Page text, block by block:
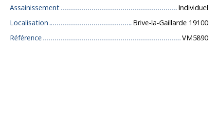
Assainissement
Individuel
Localisation
Brive-la-Gaillarde 19100
Référence
VM5890